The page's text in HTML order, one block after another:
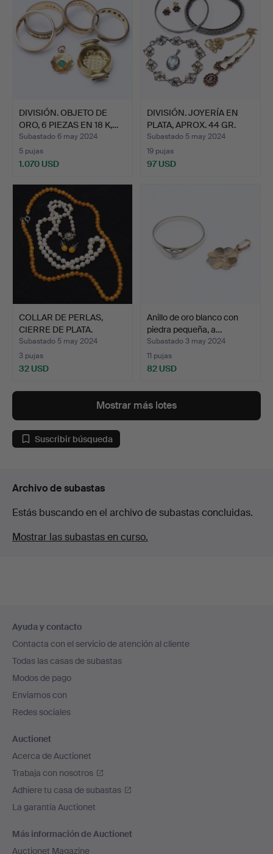
DIVISIÓN. OBJETO DE
ORO, 6 PIEZAS EN 18 K,…
Subastado 6 may 2024
5 pujas
1.070 USD
DIVISIÓN. JOYERÍA EN
PLATA, APROX. 44 GR.
Subastado 5 may 2024
19 pujas
97 USD
COLLAR DE PERLAS,
CIERRE DE PLATA.
COLLAR …
Subastado 5 may 2024
3 pujas
32 USD
Anillo de oro blanco con
piedra pequeña, a…
Subastado 3 may 2024
11 pujas
82 USD
Mostrar más lotes
Suscribir búsqueda
Archivo de subastas
Estás buscando en el archivo de subastas concluidas.
Mostrar las subastas en curso.
en
el
pie
de
página
Ayuda y contacto
Contacta con el servicio de atención al cliente
Todas las casas de subastas
Modos de pago
Enviamos con
Redes sociales
Auctionet
Acerca de Auctionet
Trabaja con nosotros
Adhiere tu casa de subastas
La garantía Auctionet
Más información de Auctionet
Auctionet Magazine